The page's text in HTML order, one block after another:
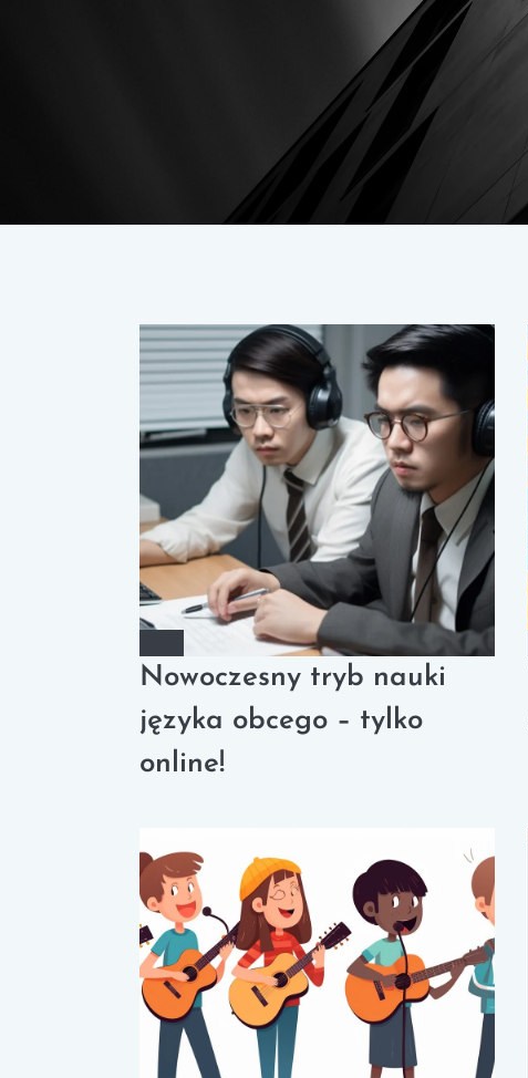
Nowoczesny tryb nauki
języka obcego – tylko
online!